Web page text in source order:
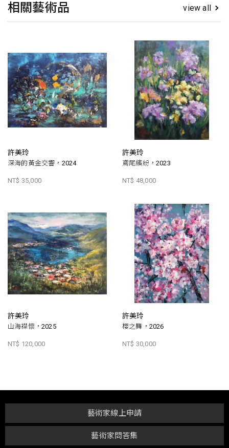
相關藝術品 view all
許美玲
深海的黃金交響，2024
NT$ 35,000
許美玲
鳶尾繽紛，2023
NT$ 48,000
許美玲
山海襟懷，2025
NT$ 120,000
許美玲
櫻之舞，2026
NT$ 30,000
藝術家問答集
藝術家線上申請